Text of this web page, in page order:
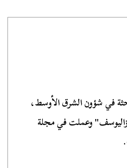
في شؤون الشرق الأوسط،
وعملت في مجلة